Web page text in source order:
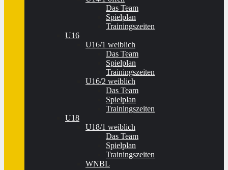
Das Team
Spielplan
Trainingszeiten
U16
U16/1 weiblich
Das Team
Spielplan
Trainingszeiten
U16/2 weiblich
Das Team
Spielplan
Trainingszeiten
U18
U18/1 weiblich
Das Team
Spielplan
Trainingszeiten
WNBL